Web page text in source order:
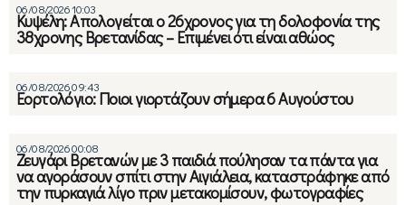
06/08/2026 10:03
Κυψέλη: Απολογείται ο 26χρονος για τη δολοφονία της
38χρονης Βρετανίδας – Επιμένει ότι είναι αθώος
06/08/2026 09:43
Εορτολόγιο: Ποιοι γιορτάζουν σήμερα 6 Αυγούστου
06/08/2026 00:08
Ζευγάρι Βρετανών με 3 παιδιά πούλησαν τα πάντα για
να αγοράσουν σπίτι στην Αιγιάλεια, καταστράφηκε από
την πυρκαγιά λίγο πριν μετακομίσουν, φωτογραφίες